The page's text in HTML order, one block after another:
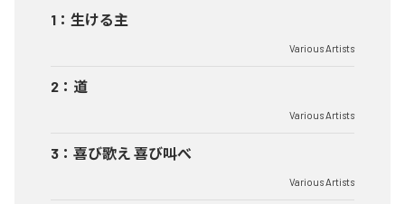
1 ： 生ける主
Various Artists
2 ： 道
Various Artists
3 ： 喜び歌え 喜び叫べ
Various Artists